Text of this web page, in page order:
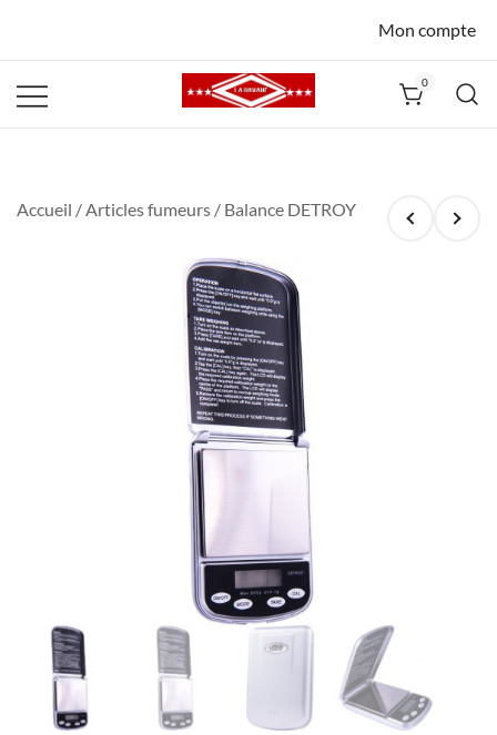
Mon compte
0
Accueil /Articles fumeurs / Balance DETROY